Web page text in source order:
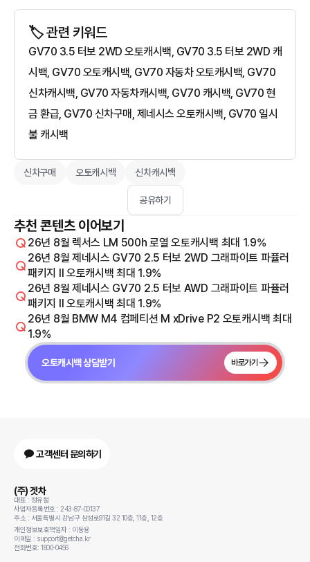
🏷️ 관련 키워드
GV70 3.5 터보 2WD 오토캐시백, GV70 3.5 터보 2WD 캐
시백, GV70 오토캐시백, GV70 자동차 오토캐시백, GV70
신차캐시백, GV70 자동차캐시백, GV70 캐시백, GV70 현
금 환급, GV70 신차구매, 제네시스 오토캐시백, GV70 일시
불 캐시백
신차구매 오토캐시백 신차캐시백
공유하기
추천 콘텐츠 이어보기
26년 8월 렉서스 LM 500h 로열 오토캐시백 최대 1.9%
26년 8월 제네시스 GV70 2.5 터보 2WD 그래파이트 파퓰러
패키지 Il 오토캐시백 최대 1.9%
26년 8월 제네시스 GV70 2.5 터보 AWD 그래파이트 파퓰러
패키지 Il 오토캐시백 최대 1.9%
26년 8월 BMW M4 컴페티션 M xDrive P2 오토캐시백 최대
1.9%
오토캐시백 상담받기 바로가기
고객센터 문의하기
(주) 겟차
대표 : 정유철
사업자등록번호 : 243-87-00137
주소 : 서울특별시 강남구 삼성로91길 32 10층, 11층, 12층
개인정보보호책임자 : 이동용
이메일 : support@getcha.kr
전화번호: 1800-0456